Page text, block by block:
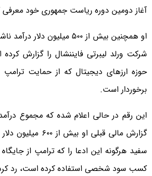
آغاز دومین دوره ریاست جمهوری خود معرفی
او همچنین بیش از ۵۰۰ میلیون
شرکت ورلد لیبرتی فایننشال را گزارش
حوزه ارزهای دیجیتال که از حمایت
برخوردار است.
این رقم در حالی اعلام شده که مجموع
گزارش مالی قبلی او
سفید هرگونه این ادعا را که ترامپ از
کسب سود شخصی استفاده کرده است، رد